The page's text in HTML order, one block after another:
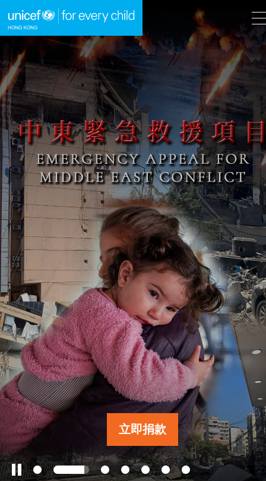
跳到內容（按回車鍵）
A A A 繁
主頁
我們的工作
立即行動
工作成果
關於我們
訊息中心
立即捐款